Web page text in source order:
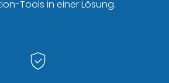
Tools in einer Lösung.